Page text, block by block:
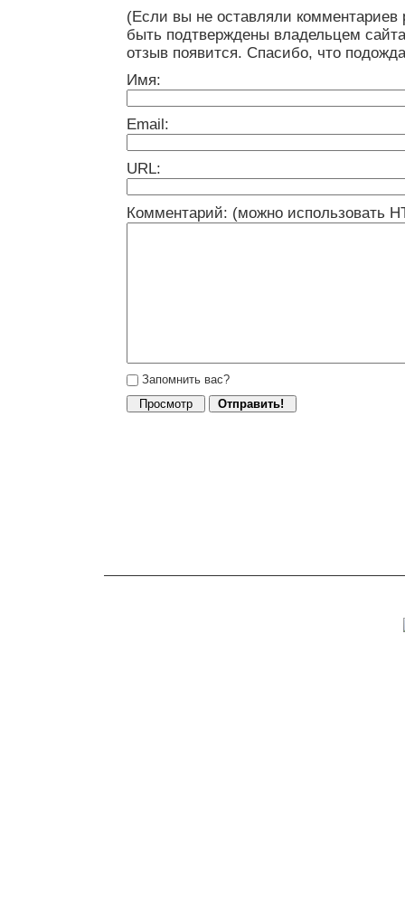
(Если вы не оставляли
быть подтверждены владельцем
отзыв появится. Спасибо, что
Имя:
Email:
URL:
Комментарий: (можно использовать
Запомнить вас?